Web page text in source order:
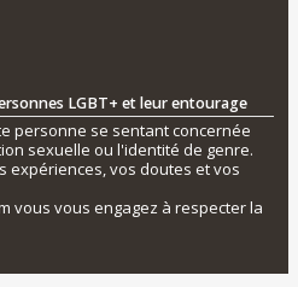
LGBT+ et leur entourage
personne se sentant concernée
sexuelle ou l'identité de genre.
expériences, vos doutes et vos
vous vous engagez à respecter la